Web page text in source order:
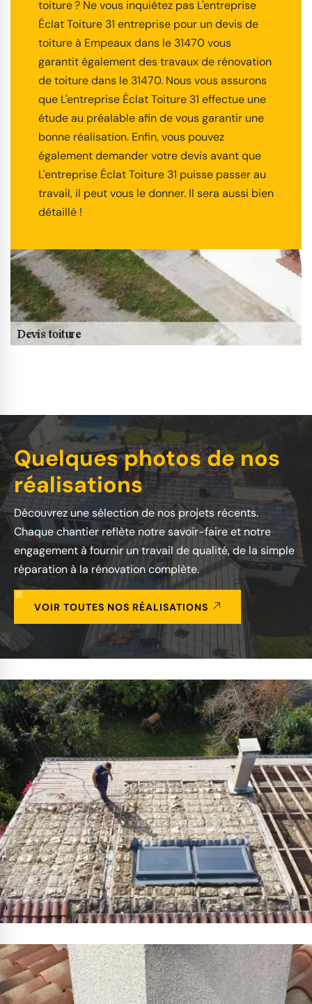
toiture ? Ne vous inquiétez pas L'entreprise
Éclat Toiture 31 entreprise pour un devis de
toiture à Empeaux dans le 31470 vous
garantit également des travaux de rénovation
de toiture dans le 31470. Nous vous assurons
que L'entreprise Éclat Toiture 31 effectue une
étude au préalable afin de vous garantir une
bonne réalisation. Enfin, vous pouvez
également demander votre devis avant que
L'entreprise Éclat Toiture 31 puisse passer au
travail, il peut vous le donner. Il sera aussi bien
détaillé !
Quelques photos de nos
réalisations
Découvrez une sélection de nos projets récents.
Chaque chantier reflète notre savoir-faire et notre
engagement à fournir un travail de qualité, de la simple
réparation à la rénovation complète.
VOIR TOUTES NOS RÉALISATIONS